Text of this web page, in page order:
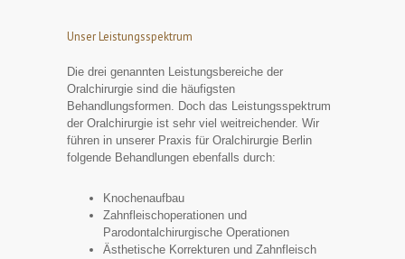
Unser Leistungsspektrum
Die drei genannten Leistungsbereiche der
Oralchirurgie sind die häufigsten
Behandlungsformen. Doch das Leistungsspektrum
der Oralchirurgie ist sehr viel weitreichender. Wir
führen in unserer Praxis für Oralchirurgie Berlin
folgende Behandlungen ebenfalls durch:
Knochenaufbau
Zahnfleischoperationen und
Parodontalchirurgische Operationen
Ästhetische Korrekturen und Zahnfleisch